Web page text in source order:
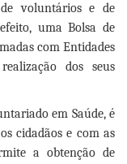
voluntários e de
uma Bolsa de
com Entidades
dos seus
em Saúde, é
cidadãos e com as
a obtenção de